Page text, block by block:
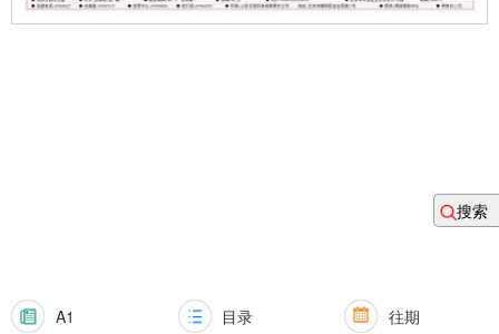
A1 目录 往期
搜索